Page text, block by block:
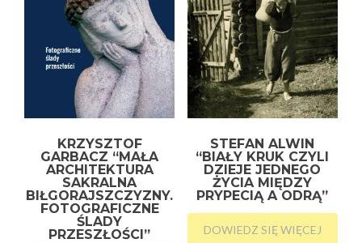
KRZYSZTOF
GARBACZ “MAŁA
ARCHITEKTURA
SAKRALNA
BIŁGORAJSZCZYZNY.
FOTOGRAFICZNE
ŚLADY
PRZESZŁOŚCI”
STEFAN ALWIN
“BIAŁY KRUK CZYLI
DZIEJE JEDNEGO
ŻYCIA MIĘDZY
PRYPECIĄ A ODRĄ”
DOWIEDZ SIĘ WIĘCEJ